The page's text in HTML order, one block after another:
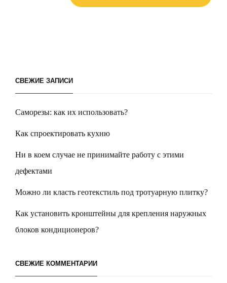
СВЕЖИЕ ЗАПИСИ
Саморезы: как их использовать?
Как спроектировать кухню
Ни в коем случае не принимайте работу с этими
дефектами
Можно ли класть геотекстиль под тротуарную плитку?
Как установить кронштейны для крепления наружных
блоков кондиционеров?
СВЕЖИЕ КОММЕНТАРИИ